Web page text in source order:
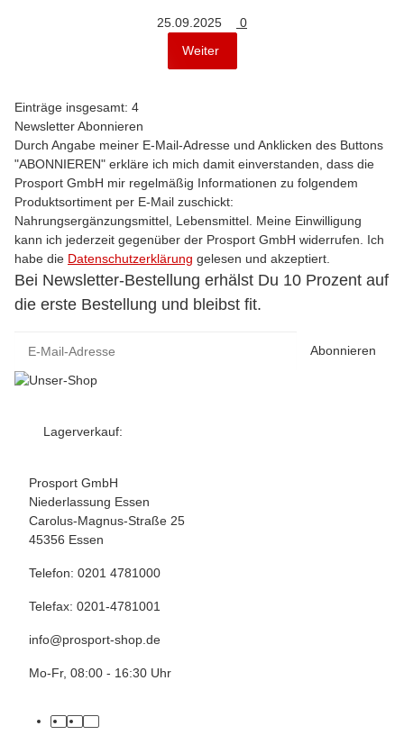
25.09.2025 Kommentare
0
Weiter
Einträge insgesamt: 4
Newsletter Abonnieren
Durch Angabe meiner E-Mail-Adresse und Anklicken des Buttons
"ABONNIEREN" erkläre ich mich damit einverstanden, dass die
Prosport GmbH mir regelmäßig Informationen zu folgendem
Produktsortiment per E-Mail zuschickt:
Nahrungsergänzungsmittel, Lebensmittel. Meine Einwilligung
kann ich jederzeit gegenüber der Prosport GmbH widerrufen. Ich
habe die Datenschutzerklärung gelesen und akzeptiert.
Bei Newsletter-Bestellung erhälst Du 10 Prozent auf
die erste Bestellung und bleibst fit.
Abonnieren
Lagerverkauf:
Prosport GmbH
Niederlassung Essen
Carolus-Magnus-Straße 25
45356 Essen
Telefon: 0201 4781000
Telefax: 0201-4781001
info@prosport-shop.de
Mo-Fr, 08:00 - 16:30 Uhr